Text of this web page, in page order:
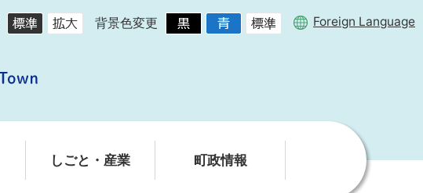
背景色変更 Foreign Language
しごと・産業 町政情報